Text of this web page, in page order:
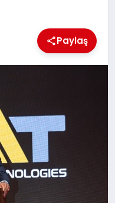
Paylaş